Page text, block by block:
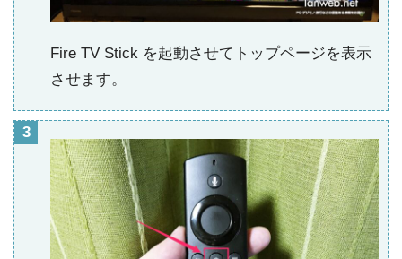
Fire TV Stick を起動させてトップページを表示
させます。